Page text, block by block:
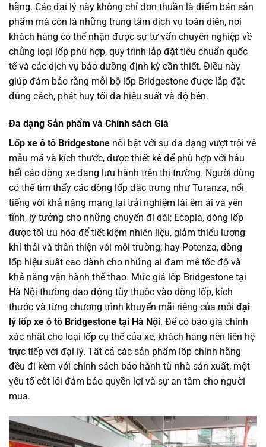
hãng. Các đại lý này không chỉ đơn thuần là điểm bán sản
phẩm mà còn là những trung tâm dịch vụ toàn diện, nơi
khách hàng có thể nhận được sự tư vấn chuyên nghiệp về
chủng loại lốp phù hợp, quy trình lắp đặt tiêu chuẩn quốc
tế và các dịch vụ bảo dưỡng định kỳ cần thiết. Điều này
giúp đảm bảo rằng mỗi bộ lốp Bridgestone được lắp đặt
đúng cách, phát huy tối đa hiệu suất và độ bền.
Đa dạng Sản phẩm và Chính sách Giá
Lốp xe ô tô Bridgestone nổi bật với sự đa dạng vượt trội về
mẫu mã và kích thước, được thiết kế để phù hợp với hầu
hết các dòng xe đang lưu hành trên thị trường. Người dùng
có thể tìm thấy các dòng lốp đặc trưng như Turanza, nổi
tiếng với khả năng mang lại trải nghiệm lái êm ái và yên
tĩnh, lý tưởng cho những chuyến đi dài; Ecopia, dòng lốp
được tối ưu hóa để tiết kiệm nhiên liệu, giảm thiểu lượng
khí thải và thân thiện với môi trường; hay Potenza, dòng
lốp hiệu suất cao dành cho những ai đam mê tốc độ và
khả năng vận hành thể thao. Mức giá lốp Bridgestone tại
Hà Nội thường dao động tùy thuộc vào dòng lốp, kích
thước và từng chương trình khuyến mãi riêng của mỗi đại
lý lốp xe ô tô Bridgestone tại Hà Nội. Để có báo giá chính
xác nhất cho loại lốp cụ thể của xe, khách hàng nên liên hệ
trực tiếp với đại lý. Tất cả các sản phẩm lốp chính hãng
đều đi kèm với chính sách bảo hành từ nhà sản xuất, một
yếu tố cốt lõi đảm bảo quyền lợi và sự an tâm cho người
mua.